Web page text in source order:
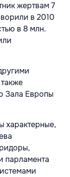
жертвам 7
в 2010
в 8 млн.
Зала Европы
характерные,
парламента